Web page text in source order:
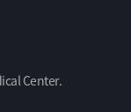
Center.